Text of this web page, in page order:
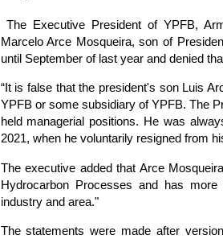
The Executive President of YPFB,
Marcelo Arce Mosqueira, son of
until September of last year and denied
“It is false that the president's son Luis
YPFB or some subsidiary of YPFB. The
held managerial positions. He was
2021, when he voluntarily resigned from
The executive added that Arce
Hydrocarbon Processes and has
industry and area."
The statements were made after